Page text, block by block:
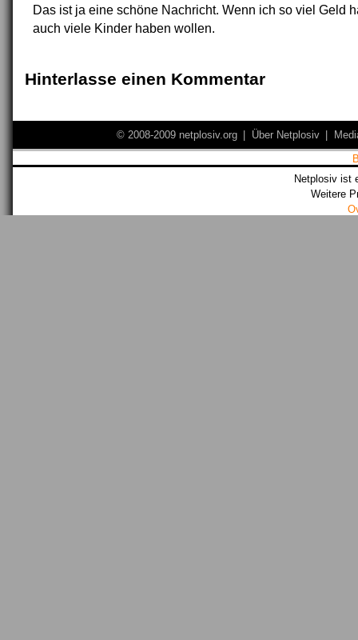
Das ist ja eine schöne Nachricht. Wenn ich so viel Geld
auch viele Kinder haben wollen.
Hinterlasse einen Kommentar
© 2008-2009 netplosiv.org Über Netplosiv
Netplosiv ist
Weitere